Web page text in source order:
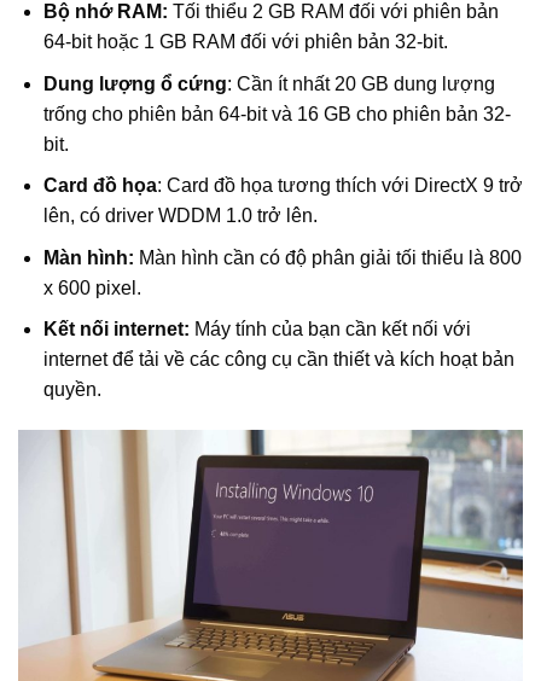
Bộ nhớ RAM: Tối thiểu 2 GB RAM đối với phiên bản
64-bit hoặc 1 GB RAM đối với phiên bản 32-bit.
Dung lượng ổ cứng: Cần ít nhất 20 GB dung lượng
trống cho phiên bản 64-bit và 16 GB cho phiên bản 32-
bit.
Card đồ họa: Card đồ họa tương thích với DirectX 9 trở
lên, có driver WDDM 1.0 trở lên.
Màn hình: Màn hình cần có độ phân giải tối thiểu là 800
x 600 pixel.
Kết nối internet: Máy tính của bạn cần kết nối với
internet để tải về các công cụ cần thiết và kích hoạt bản
quyền.